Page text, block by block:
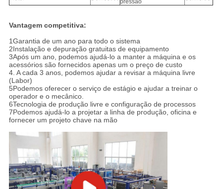
pressão
Vantagem competitiva:
1Garantia de um ano para todo o sistema
2Instalação e depuração gratuitas de equipamento
3Após um ano, podemos ajudá-lo a manter a máquina e os
acessórios são fornecidos apenas um o preço de custo
4. A cada 3 anos, podemos ajudar a revisar a máquina livre
(Labor)
5Podemos oferecer o serviço de estágio e ajudar a treinar o
operador e o mecânico.
6Tecnologia de produção livre e configuração de processos
7Podemos ajudá-lo a projetar a linha de produção, oficina e
fornecer um projeto chave na mão